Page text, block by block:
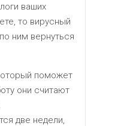
ваших
то вирусный
ним вернуться
поможет
они считают
две недели,